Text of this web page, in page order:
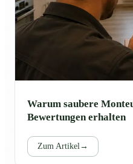
Warum saubere
Bewertungen erhalten
Zum Artikel →